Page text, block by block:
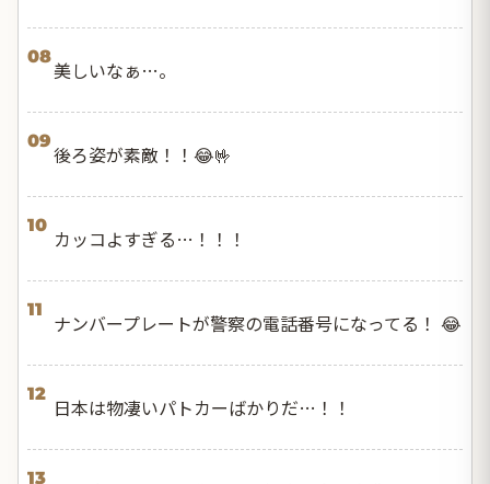
08
美しいなぁ…。
09
後ろ姿が素敵！！😂🤟
10
カッコよすぎる…！！！
11
ナンバープレートが警察の電話番号になってる！ 😂
12
日本は物凄いパトカーばかりだ…！！
13